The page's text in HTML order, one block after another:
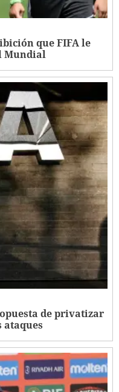
que FIFA le
Mundial
de privatizar